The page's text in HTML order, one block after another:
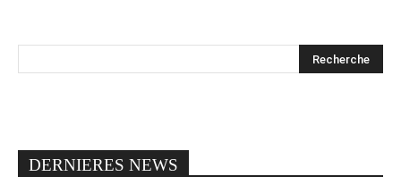
DERNIERES NEWS